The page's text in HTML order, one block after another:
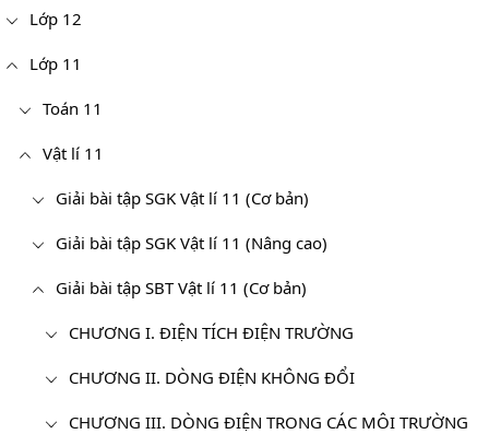
Lớp 12
Lớp 11
Toán 11
Vật lí 11
Giải bài tập SGK Vật lí 11 (Cơ bản)
Giải bài tập SGK Vật lí 11 (Nâng cao)
Giải bài tập SBT Vật lí 11 (Cơ bản)
CHƯƠNG I. ĐIỆN TÍCH ĐIỆN TRƯỜNG
CHƯƠNG II. DÒNG ĐIỆN KHÔNG ĐỔI
CHƯƠNG III. DÒNG ĐIỆN TRONG CÁC MÔI TRƯỜNG